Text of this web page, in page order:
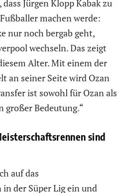
Jürgen Klopp Kabak zu
machen werde:
nur noch bergab geht,
wechseln. Das zeigt
Alter. Mit einem der
an seiner Seite wird Ozan
ist sowohl für Ozan als
großer Bedeutung.“
sind
auf das
der Süper Lig ein und